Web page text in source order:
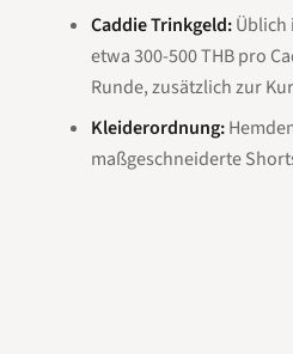
Caddie Trinkgeld:Üblich
etwa 300-500 THB pro
Runde, zusätzlich zur
Kleiderordnung:
maßgeschneiderte